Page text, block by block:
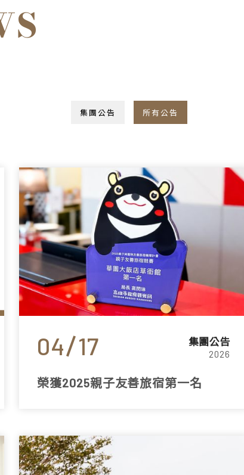
集團公告 所有公告
04 17 集團公告
2026
榮獲2025親子友善旅宿第一名